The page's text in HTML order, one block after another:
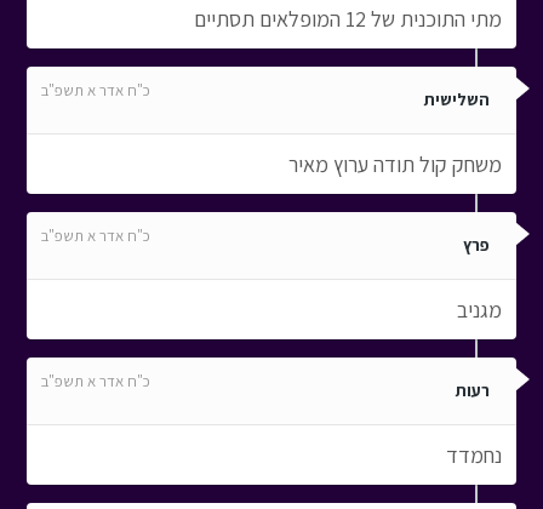
מתי התוכנית של 12 המופלאים תסתיים
השלישית כ"ח אדר א תשפ"ב
משחק קול תודה ערוץ מאיר
פרץ כ"ח אדר א תשפ"ב
מגניב
רעות כ"ח אדר א תשפ"ב
נחמדד